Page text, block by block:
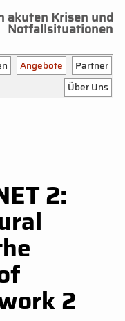
akuten Krisen und
Notfallsituationen
Angebote
Partner
Über Uns
2:
2